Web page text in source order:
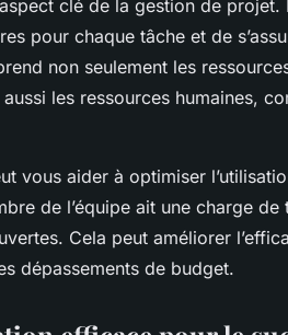
clé de la gestion de projet.
pour chaque tâche et de
non seulement les
les ressources humaines,
vous aider à optimiser
de l’équipe ait une charge de
Cela peut améliorer
dépassements de budget.